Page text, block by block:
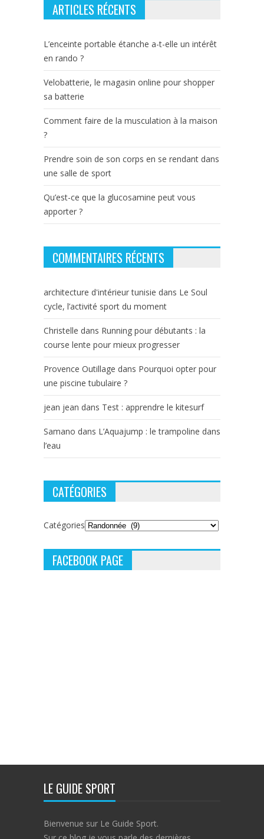
ARTICLES RÉCENTS
L’enceinte portable étanche a-t-elle un intérêt
en rando ?
Velobatterie, le magasin online pour shopper
sa batterie
Comment faire de la musculation à la maison
?
Prendre soin de son corps en se rendant dans
une salle de sport
Qu’est-ce que la glucosamine peut vous
apporter ?
COMMENTAIRES RÉCENTS
architecture d'intérieur tunisie dans Le Soul
cycle, l’activité sport du moment
Christelle dans Running pour débutants : la
course lente pour mieux progresser
Provence Outillage dans Pourquoi opter pour
une piscine tubulaire ?
jean jean dans Test : apprendre le kitesurf
Samano dans L’Aquajump : le trampoline dans
l’eau
CATÉGORIES
Catégories
FACEBOOK PAGE
LE GUIDE SPORT
Bienvenue sur Le Guide Sport.